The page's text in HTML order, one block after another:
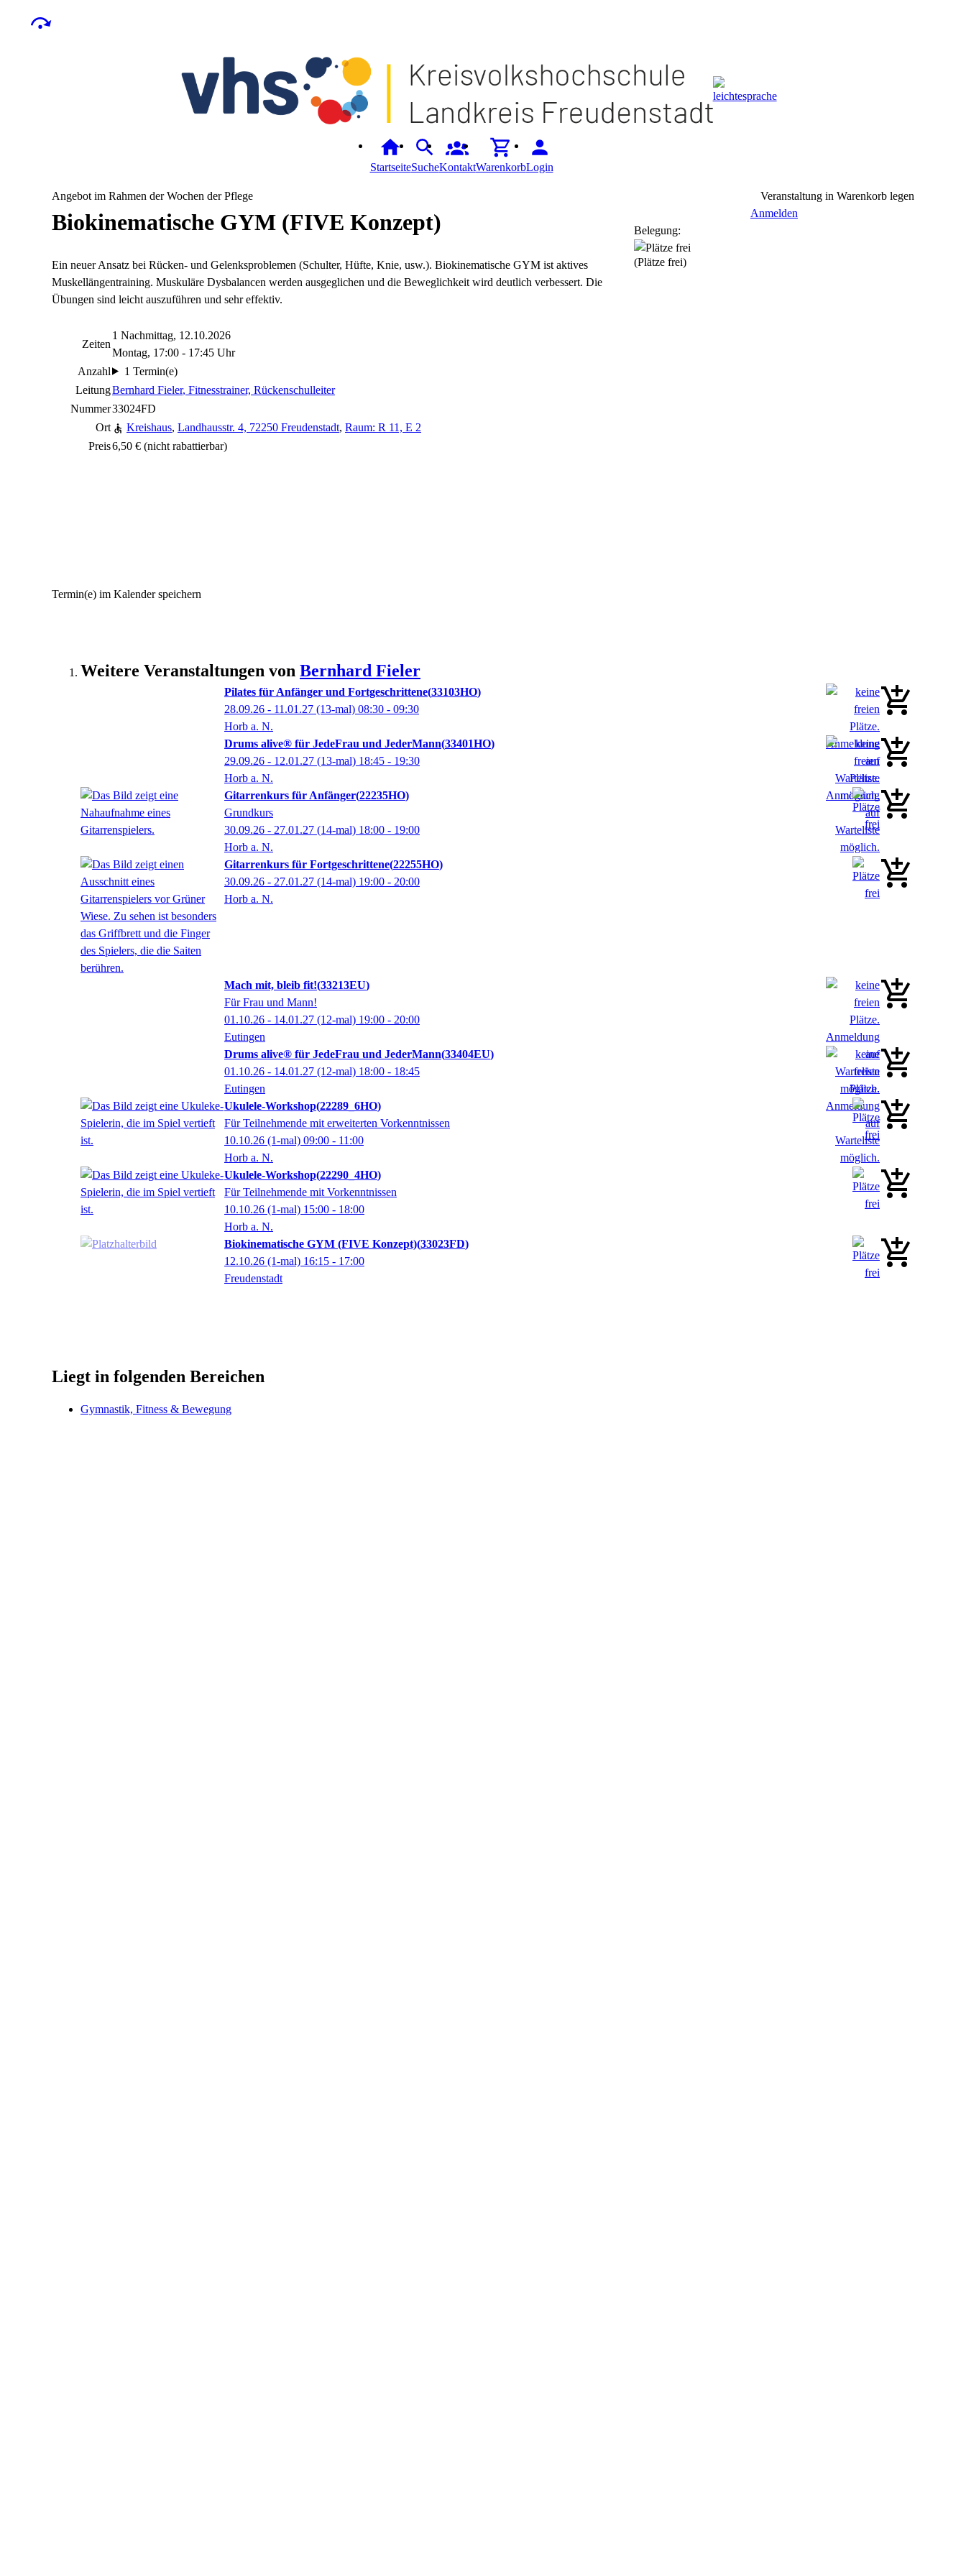
StartseiteSucheKontaktWarenkorbLogin
Angebot im Rahmen der Wochen der Pflege
Biokinematische GYM (FIVE Konzept)
Ein neuer Ansatz bei Rücken- und Gelenksproblemen (Schulter, Hüfte, Knie, usw.). Biokinematische GYM ist aktives
Muskellängentraining. Muskuläre Dysbalancen werden ausgeglichen und die Beweglichkeit wird deutlich verbessert. Die
Übungen sind leicht auszuführen und sehr effektiv.
Zeiten
1 Nachmittag, 12.10.2026
Montag, 17:00 - 17:45 Uhr
Anzahl
1 Termin(e)
LeitungBernhard Fieler, Fitnesstrainer, Rückenschulleiter
Nummer33024FD
Ort
Kreishaus, Landhausstr. 4, 72250 Freudenstadt, Raum: R 11, E 2
Preis6,50 € (nicht rabattierbar)
Veranstaltung in Warenkorb legen
Anmelden
Belegung:
(Plätze frei)
Termin(e) im Kalender speichern
Weitere Veranstaltungen von Bernhard Fieler
Pilates für Anfänger und Fortgeschrittene 33103HO
28.09.26 - 11.01.27 (13-mal) 08:30 - 09:30
Horb a. N.
Drums alive® für JedeFrau und JederMann 33401HO
29.09.26 - 12.01.27 (13-mal) 18:45 - 19:30
Horb a. N.
Gitarrenkurs für Anfänger 22235HO
Grundkurs
30.09.26 - 27.01.27 (14-mal) 18:00 - 19:00
Horb a. N.
Gitarrenkurs für Fortgeschrittene 22255HO
30.09.26 - 27.01.27 (14-mal) 19:00 - 20:00
Horb a. N.
Mach mit, bleib fit! 33213EU
Für Frau und Mann!
01.10.26 - 14.01.27 (12-mal) 19:00 - 20:00
Eutingen
Drums alive® für JedeFrau und JederMann 33404EU
01.10.26 - 14.01.27 (12-mal) 18:00 - 18:45
Eutingen
Ukulele-Workshop 22289_6HO
Für Teilnehmende mit erweiterten Vorkenntnissen
10.10.26 (1-mal) 09:00 - 11:00
Horb a. N.
Ukulele-Workshop 22290_4HO
Für Teilnehmende mit Vorkenntnissen
10.10.26 (1-mal) 15:00 - 18:00
Horb a. N.
Biokinematische GYM (FIVE Konzept) 33023FD
12.10.26 (1-mal) 16:15 - 17:00
Freudenstadt
Liegt in folgenden Bereichen
Gymnastik, Fitness & Bewegung